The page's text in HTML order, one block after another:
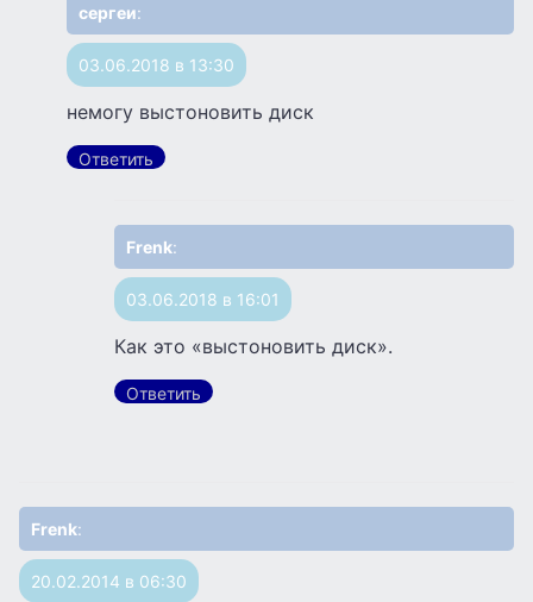
сергеи:
03.06.2018 в 13:30
немогу выстоновить диск
Ответить
Frenk:
03.06.2018 в 16:01
Как это «выстоновить диск».
Ответить
Frenk:
20.02.2014 в 06:30